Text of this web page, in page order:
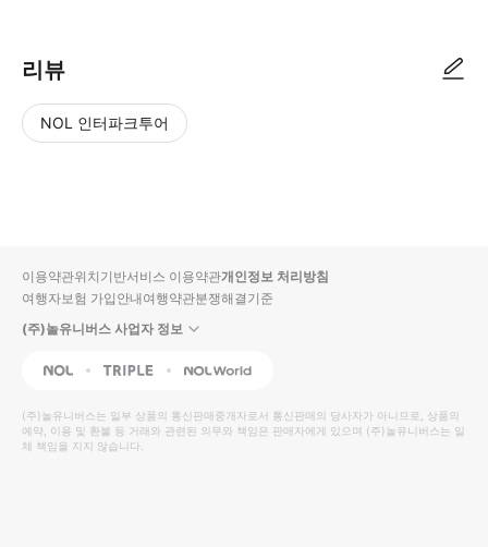
리뷰
NOL 인터파크투어
입니
다.
높
은
순
사
동
영
상
순
상
이용약관위치기반서비스 이용약관개인정보 처리방침
여행자보험 가입안내여행약관분쟁해결기준
(주)놀유니버스 사업자 정보
NOL Triple Interpark Global
(주)놀유니버스는 일부 상품의 통신판매중개자로서 통신판매의 당사자가 아니므로, 상품의
예약, 이용 및 환불 등 거래와 관련된 의무와 책임은 판매자에게 있으며 (주)놀유니버스는 일
체 책임을 지지 않습니다.